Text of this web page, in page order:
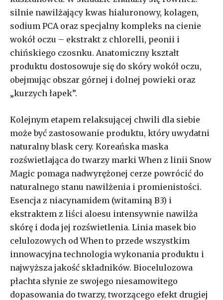
silnie nawilżający kwas hialuronowy, kolagen,
sodium PCA oraz specjalny kompleks na cienie
wokół oczu – ekstrakt z chlorelli, peonii i
chińskiego czosnku. Anatomiczny kształt
produktu dostosowuje się do skóry wokół oczu,
obejmując obszar górnej i dolnej powieki oraz
„kurzych łapek”.
Kolejnym etapem relaksującej chwili dla siebie
może być zastosowanie produktu, który uwydatni
naturalny blask cery. Koreańska maska
rozświetlająca do twarzy marki When z linii Snow
Magic pomaga nadwyrężonej cerze powrócić do
naturalnego stanu nawilżenia i promienistości.
Esencja z niacynamidem (witaminą B3) i
ekstraktem z liści aloesu intensywnie nawilża
skórę i doda jej rozświetlenia. Linia masek bio
celulozowych od When to przede wszystkim
innowacyjna technologia wykonania produktu i
najwyższa jakość składników. Biocelulozowa
płachta słynie ze swojego niesamowitego
dopasowania do twarzy, tworzącego efekt drugiej